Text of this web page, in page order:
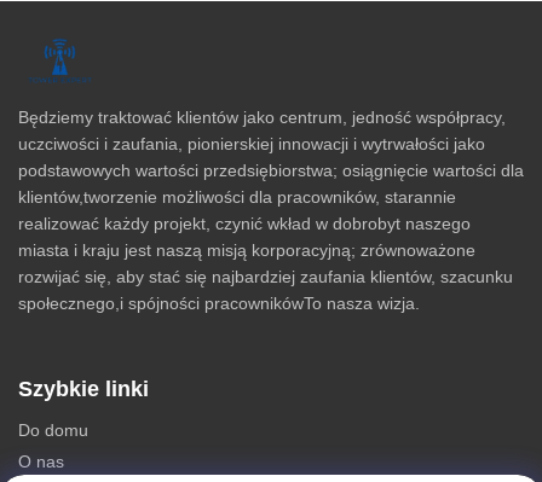
Będziemy traktować klientów jako centrum, jedność współpracy,
uczciwości i zaufania, pionierskiej innowacji i wytrwałości jako
podstawowych wartości przedsiębiorstwa; osiągnięcie wartości dla
klientów,tworzenie możliwości dla pracowników, starannie
realizować każdy projekt, czynić wkład w dobrobyt naszego
miasta i kraju jest naszą misją korporacyjną; zrównoważone
rozwijać się, aby stać się najbardziej zaufania klientów, szacunku
społecznego,i spójności pracownikówTo nasza wizja.
Szybkie linki
Do domu
O nas